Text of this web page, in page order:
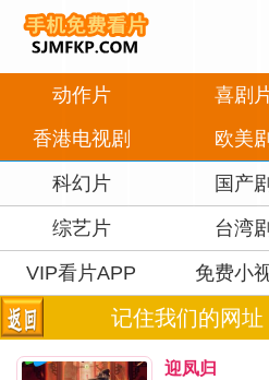
动作片 喜剧
香港电视剧
欧美剧
科幻片 国产剧
综艺片 台湾剧
VIP看片APP 免费小
记住我们的网
迎凤归